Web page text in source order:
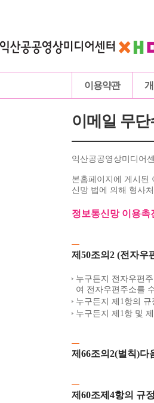
이용약관
이메일 무
익산공공영상미디어
본홈페이지에 게시된
신망 법에 의해 형사
정보통신망 이용촉
제50조의2 (전자우
누구든지 전자우편
여 전자우편주소를
누구든지 제1항의
누구든지 제1항 및
제66조의2(벌칙)다
제60조제4항의 규